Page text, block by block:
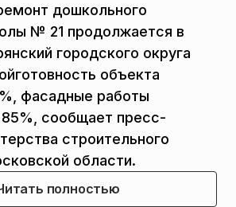
дошкольного
№ 21 продолжается в
городского округа
объекта
фасадные работы
сообщает пресс-
строительного
области.
полностью